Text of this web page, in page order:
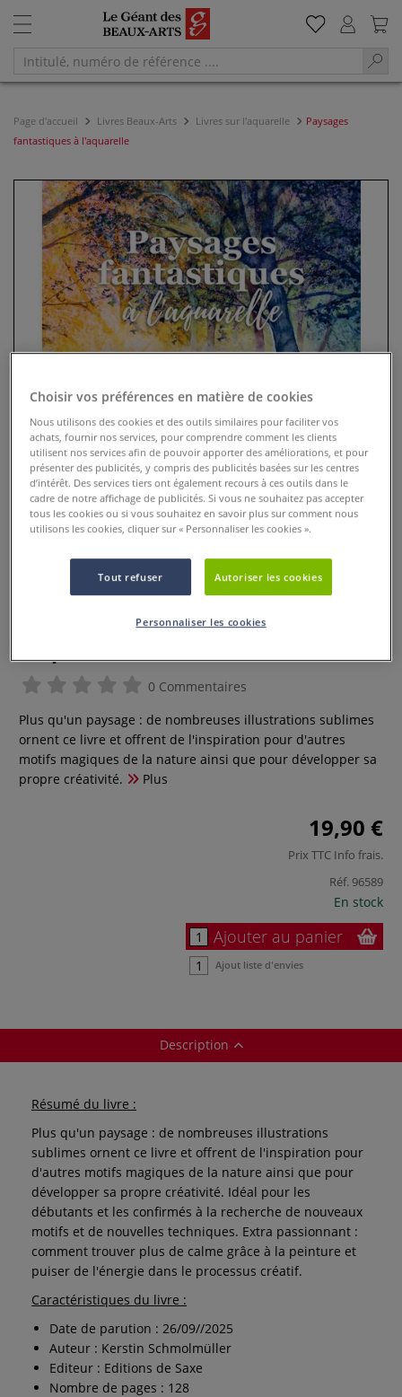
Page d'accueil Livres Beaux-Arts Livres sur l'aquarelle
Paysages
fantastiques à l'aquarelle
Paysages fantastiques à
0 Commentaires
Plus qu'un paysage : de nombreuses illustrations sublimes
ornent ce livre et offrent de l'inspiration pour d'autres
motifs magiques de la nature ainsi que pour développer sa
propre créativité.
Plus
19,90 €
Prix TTC Info frais.
Réf. 96589
En stock
Ajouter au panier
Ajout liste d'envies
Description
Résumé du livre :
Plus qu'un paysage : de nombreuses illustrations
sublimes ornent ce livre et offrent de l'inspiration pour
d'autres motifs magiques de la nature ainsi que pour
développer sa propre créativité. Idéal pour les
débutants et les confirmés à la recherche de nouveaux
motifs et de nouvelles techniques. Extra passionnant :
comment trouver plus de calme grâce à la peinture et
puiser de l'énergie dans le processus créatif.
Caractéristiques du livre :
Date de parution : 26/09//2025
Auteur : Kerstin Schmolmüller
Editeur : Editions de Saxe
Nombre de pages : 128
Choisir vos préférences en matière de cookies
Nous utilisons des cookies et des outils similaires pour faciliter vos
achats, fournir nos services, pour comprendre comment les clients
utilisent nos services afin de pouvoir apporter des améliorations, et pour
présenter des publicités, y compris des publicités basées sur les centres
d’intérêt. Des services tiers ont également recours à ces outils dans le
cadre de notre affichage de publicités. Si vous ne souhaitez pas accepter
tous les cookies ou si vous souhaitez en savoir plus sur comment nous
utilisons les cookies, cliquer sur « Personnaliser les cookies ».
Tout refuser Autoriser les cookies
Personnaliser les cookies